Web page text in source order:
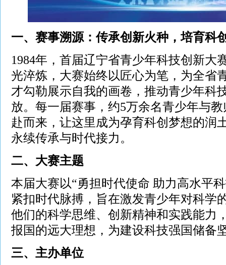
一、赛事溯源：传承创新火种，培育科
1984年，首届辽宁省青少年科技创新大
光淬炼，大赛始终以匠心为笔，为全省
才勾勒展示自我的画卷，推动青少年科
放。每一届赛事，约5万余名青少年与
赴而来，让这里成为孕育科创梦想的润
永续传承与时代接力。
二、大赛主题
本届大赛以“勇担时代使命 助力高水平
紧扣时代脉搏，旨在激发青少年对科学
他们的科学思维、创新精神和实践能力
报国的远大理想，为建设科技强国储备
三、主办单位